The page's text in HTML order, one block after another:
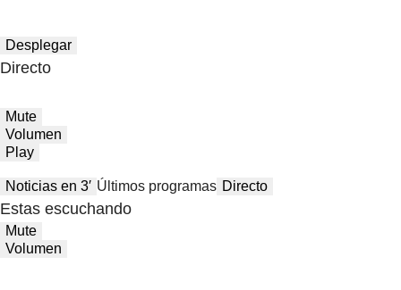
Desplegar
Directo
Mute
Volumen
Play
Noticias en 3′ Últimos programas Directo
Estas escuchando
Mute
Volumen